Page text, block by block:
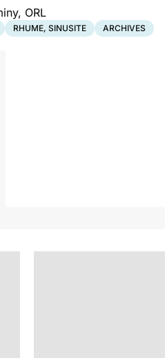
ORL
RHUME, SINUSITE ARCHIVES